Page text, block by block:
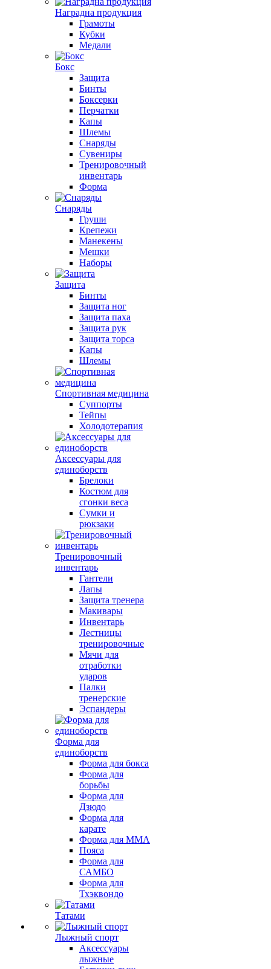
Наградна продукция
Грамоты
Кубки
Медали
Бокс
Защита
Бинты
Боксерки
Перчатки
Капы
Шлемы
Снаряды
Сувениры
Тренировочный
инвентарь
Форма
Снаряды
Груши
Крепежи
Манекены
Мешки
Наборы
Защита
Бинты
Защита ног
Защита паха
Защита рук
Защита торса
Капы
Шлемы
Спортивная медицина
Суппорты
Тейпы
Холодотерапия
Аксессуары для
единоборств
Брелоки
Костюм для
сгонки веса
Сумки и
рюкзаки
Тренировочный
инвентарь
Гантели
Лапы
Защита тренера
Макивары
Инвентарь
Лестницы
тренировочные
Мячи для
отработки
ударов
Палки
тренерские
Эспандеры
Форма для
единоборств
Форма для бокса
Форма для
борьбы
Форма для
Дзюдо
Форма для
карате
Форма для MMA
Пояса
Форма для
САМБО
Форма для
Тхэквондо
Татами
Лыжный спорт
Аксессуары
лыжные